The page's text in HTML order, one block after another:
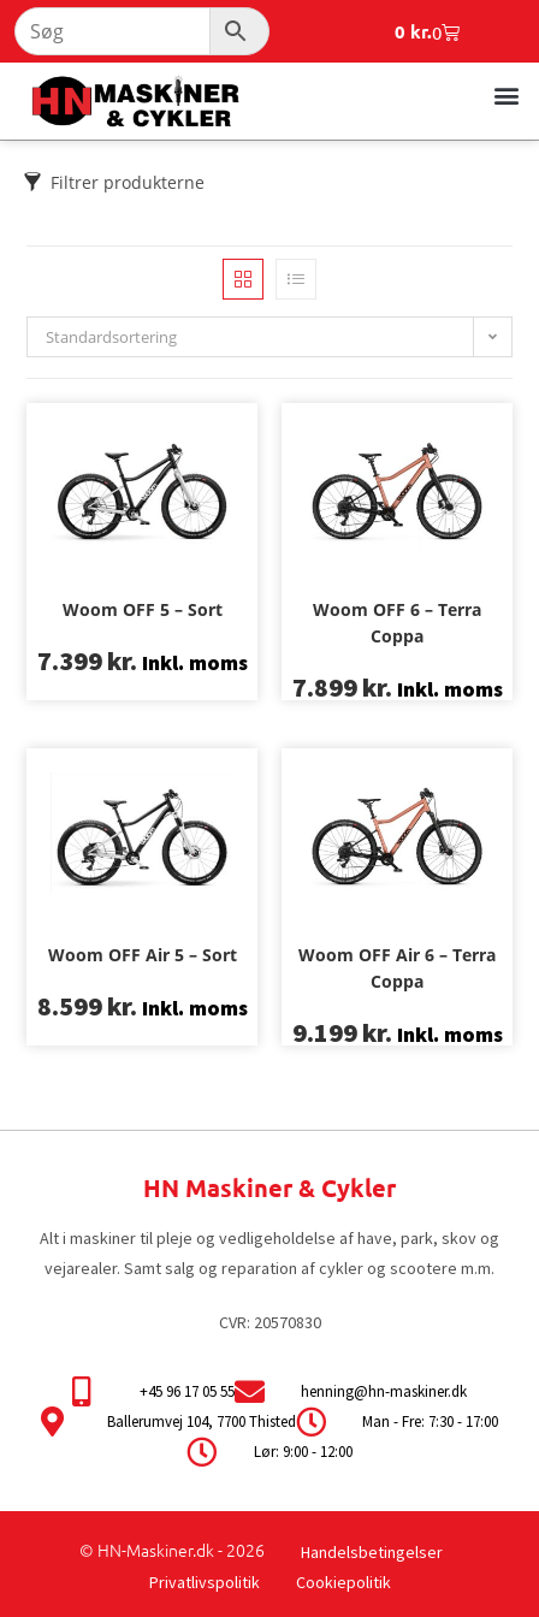
0 kr.0
Filtrer produkterne
Standardsortering
Woom OFF 5 – Sort
7.399kr. Inkl. moms
Woom OFF 6 – Terra
Coppa
7.899kr. Inkl. moms
Woom OFF Air 5 – Sort
8.599kr. Inkl. moms
Woom OFF Air 6 – Terra
Coppa
9.199kr. Inkl. moms
HN Maskiner & Cykler
Alt i maskiner til pleje og vedligeholdelse af have, park, skov og
vejarealer. Samt salg og reparation af cykler og scootere m.m.
CVR: 20570830
+45 96 17 05 55
henning@hn-maskiner.dk
Ballerumvej 104, 7700 Thisted
Man - Fre: 7:30 - 17:00
Lør: 9:00 - 12:00
© HN-Maskiner.dk - 2026
Handelsbetingelser
Privatlivspolitik
Cookiepolitik